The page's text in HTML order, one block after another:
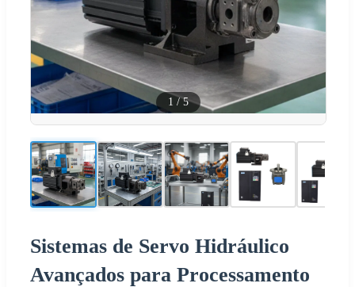
1 /5
Sistemas de Servo Hidráulico
Avançados para Processamento